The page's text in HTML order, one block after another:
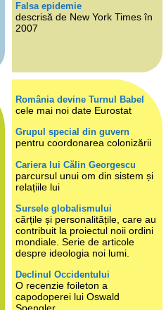
Falsa epidemie
descrisă de New York Times în
2007
România devine Turnul Babel
cele mai noi date Eurostat
Grupul special din guvern
pentru coordonarea colonizării
Cariera lui Călin Georgescu
parcursul unui om din sistem și
relațiile lui
Sursele globalismului
cărțile și personalitățile, care au
contribuit la proiectul noii ordini
mondiale. Serie de articole
despre ideologia noi lumi.
Declinul Occidentului
O recenzie foileton a
capodoperei lui Oswald